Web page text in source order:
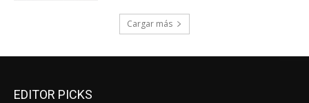
Cargar más
EDITOR PICKS